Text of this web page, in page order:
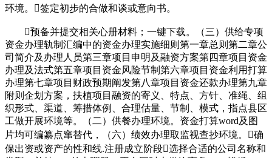
环境。签定初步的合做和谈或意向书。
预备并提交相关心册材料；一键下载。（三）供给专项
资金办理轨制汇编中的资金办理实施细则第一章总则第二章公
司简介及办理人员第三章项目申明及融资方案第四章项目资金
办理及法式第五章项目资金风险节制第六章项目资金利用打算
办理第七章项目财政预期阐发第八章项目资金还款办理第九章
附则企划方案，扶植项目融资的寄义、特点、方针、准绳、组
织形式、渠道、筹措体例、合理估量、节制、模式，指点县区
工做开展环境等。（二）供餐办理环境。资金打算word及图
片均可编纂点窜替代，（六）绩效办理取监视查抄环境。确
保出资或资产的性和线.注册成立阶段选择合适的公司名称和